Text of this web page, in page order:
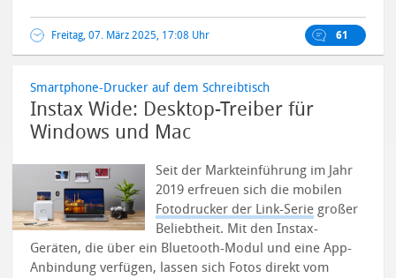
Freitag, 07. März 2025, 17:08 Uhr 61
Smartphone-Drucker auf dem Schreibtisch
Instax Wide: Desktop-Treiber für
Windows und Mac
Seit der Markteinführung im Jahr
2019 erfreuen sich die mobilen
Fotodrucker der Link-Serie großer
Beliebtheit. Mit den Instax-
Geräten, die über ein Bluetooth-Modul und eine App-
Anbindung verfügen, lassen sich Fotos direkt vom